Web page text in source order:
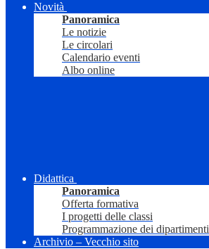
Novità
Panoramica
Le notizie
Le circolari
Calendario eventi
Albo online
Didattica
Panoramica
Offerta formativa
I progetti delle classi
Programmazione dei dipartimenti
Archivio – Vecchio sito